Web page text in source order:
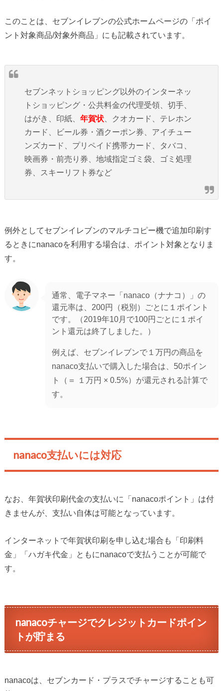
このことは、セブンイレブンの公式ホームページの「ポイ
ント対象商品/対象外商品」にも記載されています。
セブンネットショッピング以外のインターネッ
トショッピング・公共料金の代理受領、切手、
はがき、印紙、 年賀状、クオカード、テレホン
カード、ビール券・酒クーポン券、アイチュー
ンズカード、プリペイド携帯カード、タバコ、
映画券・前売り券、地域指定ゴミ袋、ゴミ処理
券、スキーリフト券など
例外としてセブンイレブンのマルチコピー機で追加印刷す
るときにnanacoを利用する場合は、ポイント対象となりま
す。
通常、電子マネー「nanaco（ナナコ）」の
還元率は、200円（税別）ごとに１ポイント
です。（2019年10月で100円ごとに１ポイ
ント還元は終了しました。）
例えば、セブンイレブンで１万円の商品を
nanaco支払いで購入した場合は、50ポイン
ト（＝ １万円 × 0.5%）が還元される計算で
す。
nanaco支払いには対応
なお、年賀状印刷代金の支払いに「nanacoポイント」は付
きませんが、支払い自体は可能となっています。
インターネットで年賀状印刷を申し込む場合も「印刷料
金」「ハガキ代金」ともにnanacoで支払うことが可能で
す。
nanacoチャージでクレジットカードポイン
トが貯まる
nanacoは、セブンカード・プラスでチャージすることも可